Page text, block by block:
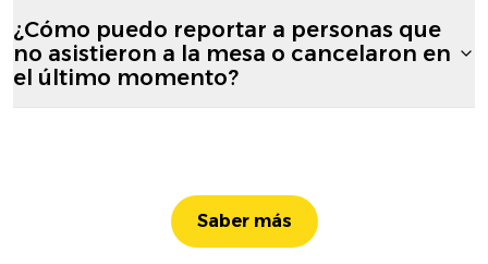
¿Cómo puedo reportar a personas que
no asistieron a la mesa o cancelaron en
el último momento?
Saber más